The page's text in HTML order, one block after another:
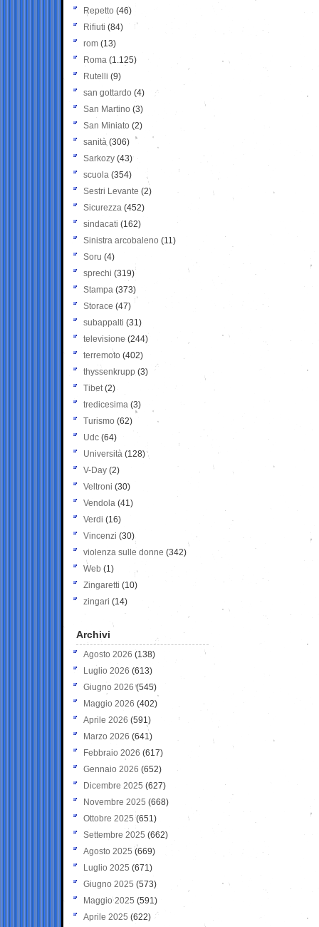
Repetto (46)
Rifiuti (84)
rom (13)
Roma (1.125)
Rutelli (9)
san gottardo (4)
San Martino (3)
San Miniato (2)
sanità (306)
Sarkozy (43)
scuola (354)
Sestri Levante (2)
Sicurezza (452)
sindacati (162)
Sinistra arcobaleno (11)
Soru (4)
sprechi (319)
Stampa (373)
Storace (47)
subappalti (31)
televisione(244)
terremoto (402)
thyssenkrupp (3)
Tibet(2)
tredicesima (3)
Turismo (62)
Udc (64)
Università (128)
V-Day (2)
Veltroni (30)
Vendola (41)
Verdi (16)
Vincenzi (30)
violenza sulle donne (342)
Web (1)
Zingaretti (10)
zingari (14)
Archivi
Agosto 2026 (138)
Luglio 2026 (613)
Giugno 2026 (545)
Maggio 2026 (402)
Aprile 2026 (591)
Marzo 2026 (641)
Febbraio 2026 (617)
Gennaio 2026 (652)
Dicembre 2025 (627)
Novembre 2025 (668)
Ottobre 2025 (651)
Settembre 2025 (662)
Agosto 2025 (669)
Luglio 2025 (671)
Giugno 2025 (573)
Maggio 2025 (591)
Aprile 2025 (622)